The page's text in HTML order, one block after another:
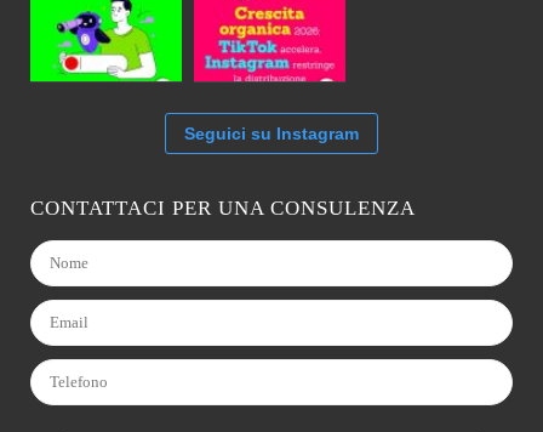
Seguici su Instagram
CONTATTACI PER UNA CONSULENZA